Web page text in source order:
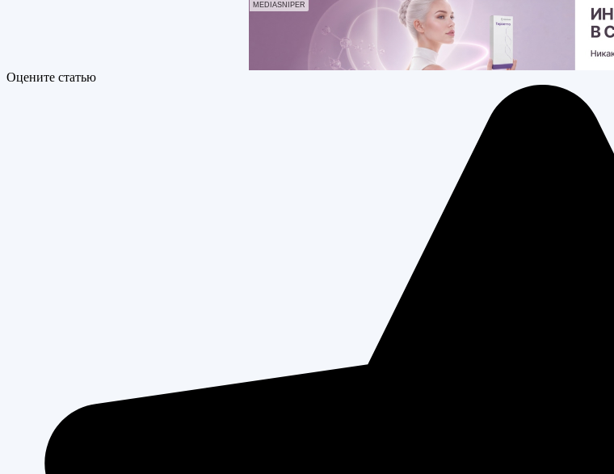
MEDIASNIPER
Оцените статью